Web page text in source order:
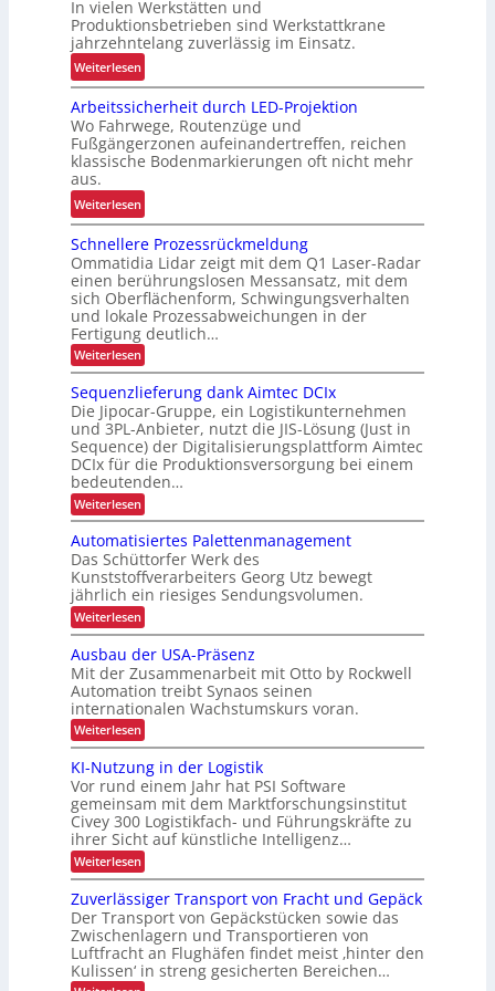
e
n
w
a
a
g
e
z
u
r
K
I
u
s
t
e
ö
s
u
g
f
ü
r
R
e
c
y
c
l
i
n
g
h
ö
f
e
In vielen Werkstätten und
Produktionsbetrieben sind Werkstattkrane
jahrzehntelang zuverlässig im Einsatz.
Weiterlesen:
M
e
h
r
E
r
g
n
o
m
i
e
u
d
P
r
ä
z
i
i
o
n
i
m
i
n
n
e
r
e
t
i
e
b
l
i
c
h
Arbeitssicherheit durch LED-Projektion
Wo Fahrwege, Routenzüge und
Fußgängerzonen aufeinandertreffen, reichen
klassische Bodenmarkierungen oft nicht mehr
aus.
Weiterlesen:
A
r
b
e
t
s
s
i
c
h
e
r
h
e
i
t
d
u
r
h
L
E
D
-
P
r
o
j
e
k
t
i
o
n
Schnellere Prozessrückmeldung
Ommatidia Lidar zeigt mit dem Q1 Laser-Radar
einen berührungslosen Messansatz, mit dem
sich Oberflächenform, Schwingungsverhalten
und lokale Prozessabweichungen in der
Fertigung deutlich…
Weiterlesen:
S
c
h
n
e
l
l
e
r
e
P
r
o
z
e
s
s
r
ü
c
k
m
e
l
d
n
g
Sequenzlieferung dank Aimtec DCIx
Die Jipocar-Gruppe, ein Logistikunternehmen
und 3PL-Anbieter, nutzt die JIS-Lösung (Just in
Sequence) der Digitalisierungsplattform Aimtec
DCIx für die Produktionsversorgung bei einem
bedeutenden…
Weiterlesen:
S
q
u
e
n
z
l
i
e
f
e
r
u
n
g
d
a
n
k
A
i
m
t
e
c
D
C
I
x
Automatisiertes Palettenmanagement
Das Schüttorfer Werk des
Kunststoffverarbeiters Georg Utz bewegt
jährlich ein riesiges Sendungsvolumen.
Weiterlesen:
A
t
o
m
a
t
i
i
e
r
e
s
P
a
l
e
t
t
e
n
m
Ausbau der USA-Präsenz
Mit der Zusammenarbeit mit Otto by Rockwell
Automation treibt Synaos seinen
internationalen Wachstumskurs voran.
Weiterlesen:
A
s
b
a
u
d
e
r
U
S
A
-
P
r
ä
KI-Nutzung in der Logistik
Vor rund einem Jahr hat PSI Software
gemeinsam mit dem Marktforschungsinstitut
Civey 300 Logistikfach- und Führungskräfte zu
ihrer Sicht auf künstliche Intelligenz…
Weiterlesen:
K
I
-
N
u
t
z
u
Zuverlässiger Transport von Fracht und Gepäck
Der Transport von Gepäckstücken sowie das
Zwischenlagern und Transportieren von
Luftfracht an Flughäfen findet meist ‚hinter den
Kulissen‘ in streng gesicherten Bereichen…